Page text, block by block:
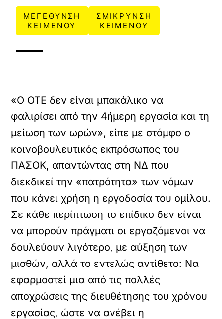
ΜΕΓΕΘΥΝΣΗ
ΚΕΙΜΕΝΟΥ
ΣΜΙΚΡΥΝΣΗ
ΚΕΙΜΕΝΟΥ
«Ο ΟΤΕ δεν είναι μπακάλικο να
φαλιρίσει από την 4ήμερη εργασία και τη
μείωση των ωρών», είπε με στόμφο ο
κοινοβουλευτικός εκπρόσωπος του
ΠΑΣΟΚ, απαντώντας στη ΝΔ που
διεκδικεί την «πατρότητα» των νόμων
που κάνει χρήση η εργοδοσία του ομίλου.
Σε κάθε περίπτωση το επίδικο δεν είναι
να μπορούν πράγματι οι εργαζόμενοι να
δουλεύουν λιγότερο, με αύξηση των
μισθών, αλλά το εντελώς αντίθετο: Να
εφαρμοστεί μια από τις πολλές
αποχρώσεις της διευθέτησης του χρόνου
εργασίας, ώστε να ανέβει η